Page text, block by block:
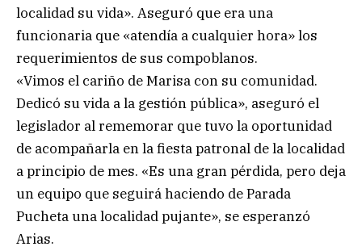
localidad su vida». Aseguró que era una
funcionaria que «atendía a cualquier hora» los
requerimientos de sus compoblanos.
«Vimos el cariño de Marisa con su comunidad.
Dedicó su vida a la gestión pública», aseguró el
legislador al rememorar que tuvo la oportunidad
de acompañarla en la fiesta patronal de la localidad
a principio de mes. «Es una gran pérdida, pero deja
un equipo que seguirá haciendo de Parada
Pucheta una localidad pujante», se esperanzó
Arias.